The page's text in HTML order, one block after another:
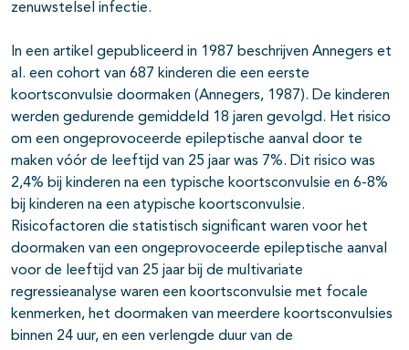
open- en dichtklappen
open- en dichtklappen
open- en dichtklappen
open- en dichtklappen
open- en dichtklappen
zenuwstelsel infectie.
In een artikel gepubliceerd in 1987 beschrijven Annegers et
al. een cohort van 687 kinderen die een eerste
koortsconvulsie doormaken (Annegers, 1987). De kinderen
werden gedurende gemiddeld 18 jaren gevolgd. Het risico
om een ongeprovoceerde epileptische aanval door te
maken vóór de leeftijd van 25 jaar was 7%. Dit risico was
2,4% bij kinderen na een typische koortsconvulsie en 6-8%
bij kinderen na een atypische koortsconvulsie.
Risicofactoren die statistisch significant waren voor het
doormaken van een ongeprovoceerde epileptische aanval
voor de leeftijd van 25 jaar bij de multivariate
regressieanalyse waren een koortsconvulsie met focale
kenmerken, het doormaken van meerdere koortsconvulsies
binnen 24 uur, en een verlengde duur van de